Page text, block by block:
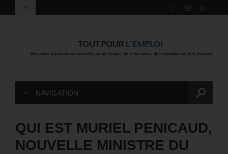
NAVIGATION
QUI EST MURIEL PENICAUD,
NOUVELLE MINISTRE DU